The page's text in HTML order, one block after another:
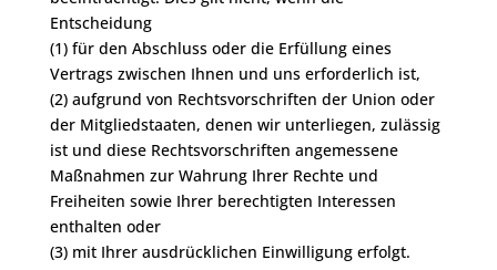
Entscheidung
(1) für den Abschluss oder die Erfüllung eines
Vertrags zwischen Ihnen und uns erforderlich ist,
(2) aufgrund von Rechtsvorschriften der Union oder
der Mitgliedstaaten, denen wir unterliegen, zulässig
ist und diese Rechtsvorschriften angemessene
Maßnahmen zur Wahrung Ihrer Rechte und
Freiheiten sowie Ihrer berechtigten Interessen
enthalten oder
(3) mit Ihrer ausdrücklichen Einwilligung erfolgt.